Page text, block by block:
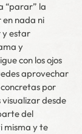
“parar” la
nada ni
y estar
y
con los ojos
aprovechar
por
desde
del
misma y te